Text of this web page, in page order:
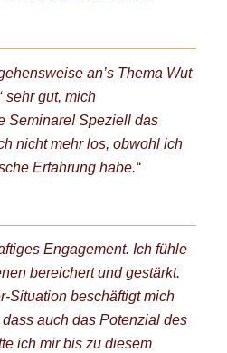
an’s Thema Wut
sehr gut, mich
Seminare! Speziell das
nicht mehr los, obwohl ich
Erfahrung habe.“
Engagement. Ich fühle
bereichert und gestärkt.
Situation beschäftigt mich
auch das Potenzial des
ich mir bis zu diesem